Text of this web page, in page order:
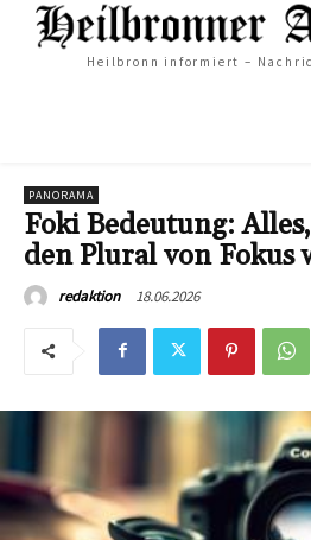
Heilbronn informiert –
PANORAMA
Foki Bedeutung:
den Plural von Fokus
redaktion 18.06.2026